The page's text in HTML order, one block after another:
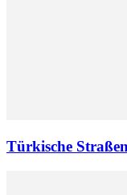
Türkische